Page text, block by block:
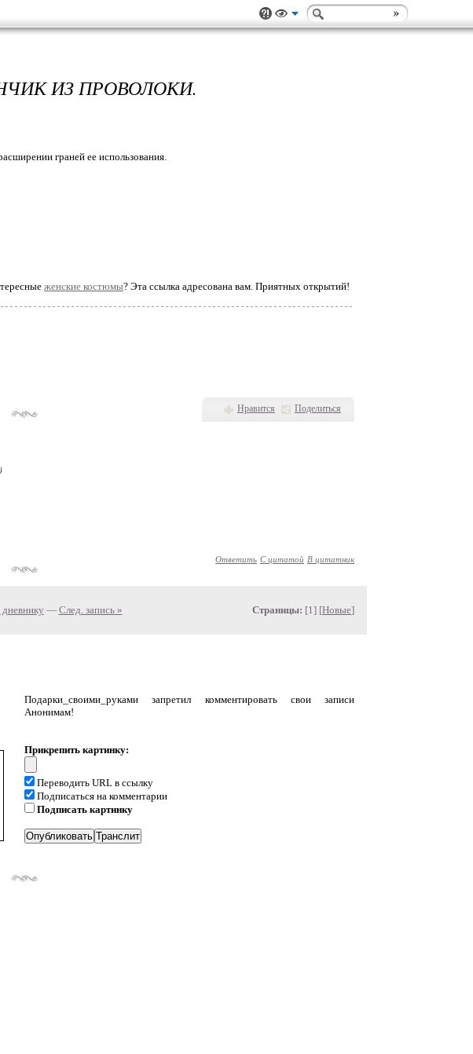
ИЗ ПРОВОЛОКИ.
граней ее использования.
женские костюмы? Эта ссылка адресована вам. Приятных открытий!
Нравится Поделиться
)
Ответить С цитатой В цитатник
— След. запись » Страницы: [1] [Новые]
Подарки_своими_руками запретил комментировать свои записи
Анонимам!
Прикрепить картинку:
Переводить URL в ссылку
Подписаться на комментарии
Подписать картинку